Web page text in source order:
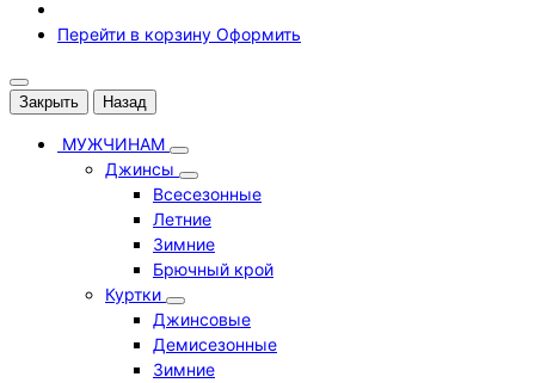
Перейти в корзину Оформить
Закрыть Назад
МУЖЧИНАМ
Джинсы
Всесезонные
Летние
Зимние
Брючный крой
Куртки
Джинсовые
Демисезонные
Зимние